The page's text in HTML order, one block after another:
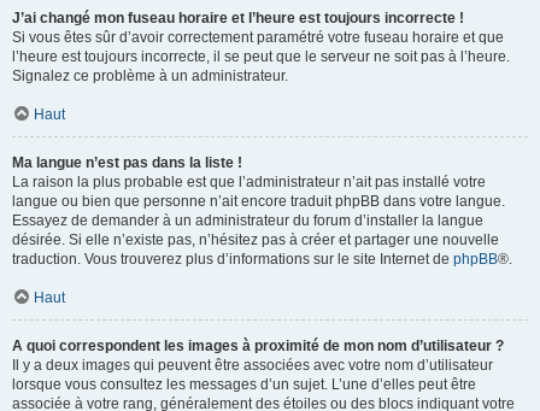
J’ai changé mon fuseau horaire et l’heure est toujours incorrecte !
Si vous êtes sûr d’avoir correctement paramétré votre fuseau horaire et que
l’heure est toujours incorrecte, il se peut que le serveur ne soit pas à l’heure.
Signalez ce problème à un administrateur.
Haut
Ma langue n’est pas dans la liste !
La raison la plus probable est que l’administrateur n’ait pas installé votre
langue ou bien que personne n’ait encore traduit phpBB dans votre langue.
Essayez de demander à un administrateur du forum d’installer la langue
désirée. Si elle n’existe pas, n’hésitez pas à créer et partager une nouvelle
traduction. Vous trouverez plus d’informations sur le site Internet de phpBB®.
Haut
A quoi correspondent les images à proximité de mon nom d’utilisateur ?
Il y a deux images qui peuvent être associées avec votre nom d’utilisateur
lorsque vous consultez les messages d’un sujet. L’une d’elles peut être
associée à votre rang, généralement des étoiles ou des blocs indiquant votre